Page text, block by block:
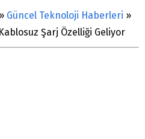
» Güncel Teknoloji Haberleri »
Şarj Özelliği Geliyor